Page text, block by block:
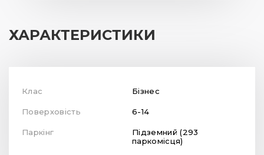
ХАРАКТЕРИСТИКИ
Клас Бізнес
Поверховість 6-14
Паркінг
Підземний (293
паркомісця)